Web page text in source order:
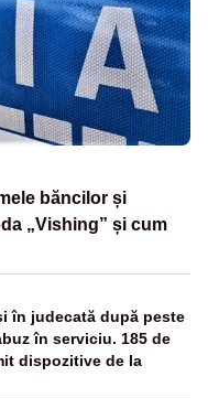
băncilor și
„Vishing” și cum
în judecată după peste
în serviciu. 185 de
dispozitive de la